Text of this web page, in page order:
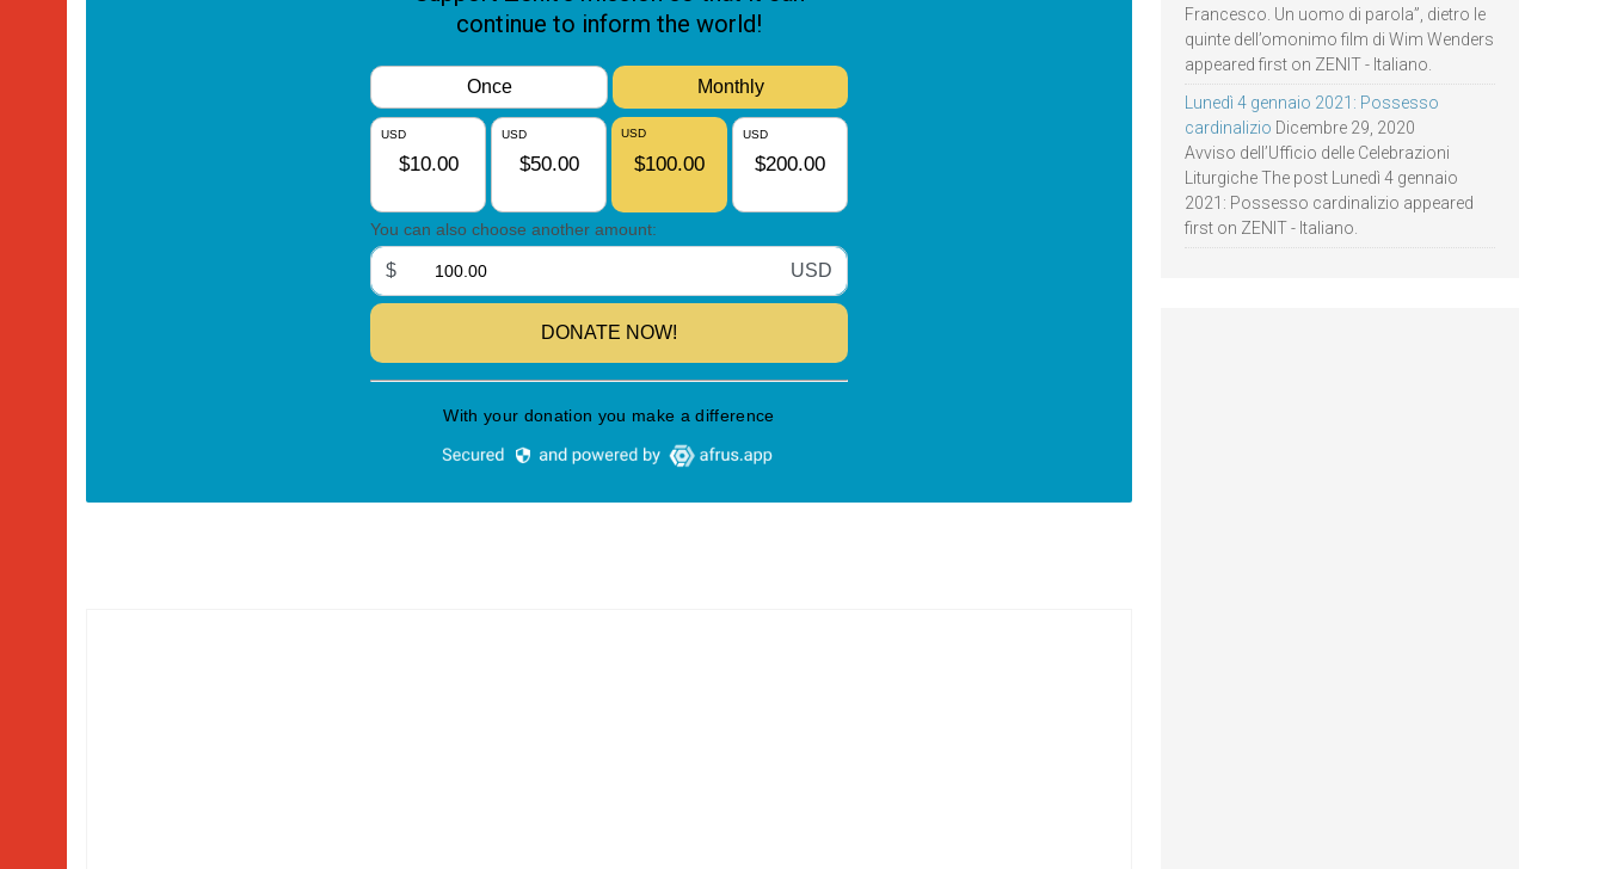
Francesco. Un uomo di parola”, dietro le
quinte dell’omonimo film di Wim Wenders
appeared first on ZENIT - Italiano.
Lunedì 4 gennaio 2021: Possesso
cardinalizio Dicembre 29, 2020
Avviso dell’Ufficio delle Celebrazioni
Liturgiche The post Lunedì 4 gennaio
2021: Possesso cardinalizio appeared
first on ZENIT - Italiano.